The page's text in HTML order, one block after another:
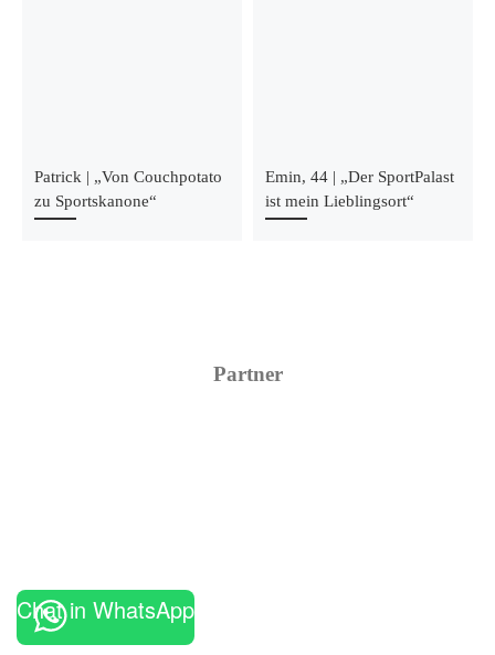
Patrick | „Von Couchpotato
zu Sportskanone“
Emin, 44 | „Der SportPalast
ist mein Lieblingsort“
Partner
Chat in WhatsApp